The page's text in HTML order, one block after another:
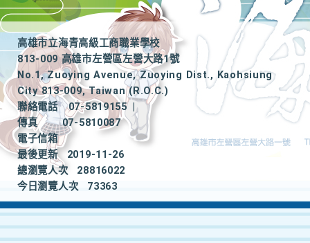
高雄市立海青高級工商職業學校
813-009 高雄市左營區左營大路1號
No.1, Zuoying Avenue, Zuoying Dist., Kaohsiung
City 813-009, Taiwan (R.O.C.)
聯絡電話
07-5819155
|
傳真
07-5810087
電子信箱
最後更新
2019-11-26
總瀏覽人次
28816022
今日瀏覽人次
73363